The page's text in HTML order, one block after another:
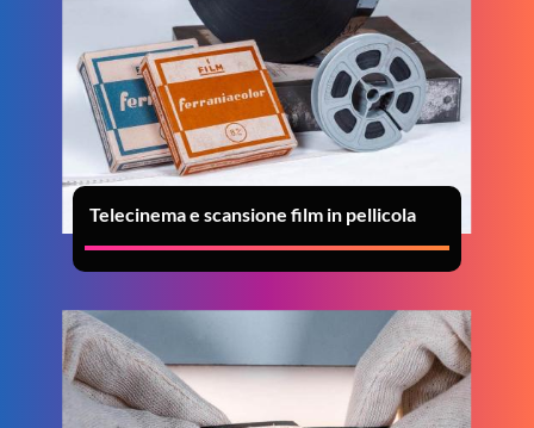
Telecinema e scansione film in pellicola